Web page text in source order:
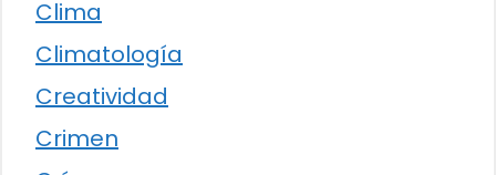
Clima
Climatología
Creatividad
Crimen